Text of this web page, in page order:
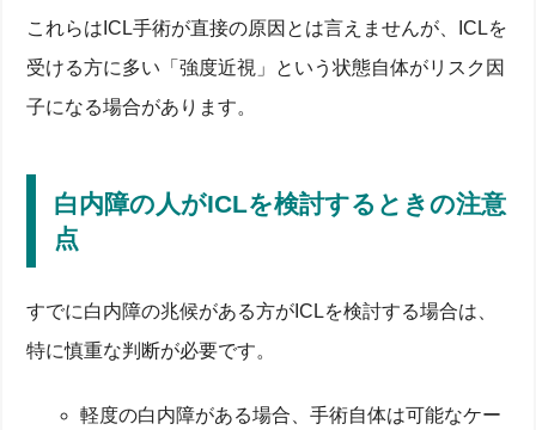
これらはICL手術が直接の原因とは言えませんが、ICLを
受ける方に多い「強度近視」という状態自体がリスク因
子になる場合があります。
白内障の人がICLを検討するときの注意
点
すでに白内障の兆候がある方がICLを検討する場合は、
特に慎重な判断が必要です。
軽度の白内障がある場合、手術自体は可能なケー
ICLとレーシックの違い
レンズ挿入の方法と焦点・度数の決め方
最新データで検証
白内障発症のメカニズムと原因
国内外研究が示す発症確率とリスク比較